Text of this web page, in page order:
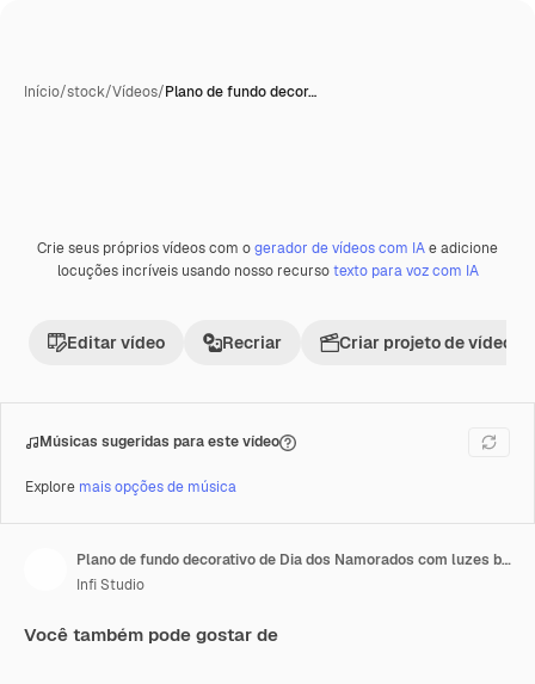
Início/stock/Vídeos/Plano de fundo decor…
Premium
Crie seus próprios vídeos com ogerador de vídeos com IAe adicione
locuções incríveis usando nosso recursotexto para voz com IA
Editar vídeo Recriar Criar projeto de vídeo
Músicas sugeridas para este vídeo
Explore mais opções de música
Plano de fundo decorativo de Dia dos Namorados com luzes bokeh e coração, 14 de fevereiro, desfoque de corações vermelhos
Infi Studio
Você também pode gostar de